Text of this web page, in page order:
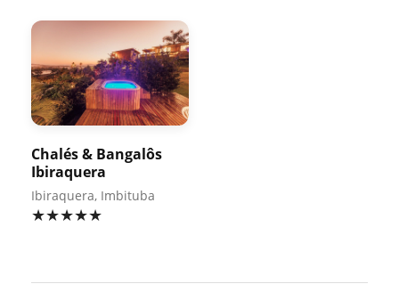
Chalés & Bangalôs
Ibiraquera
Ibiraquera, Imbituba
★★★★★